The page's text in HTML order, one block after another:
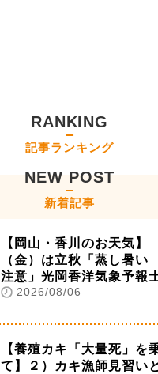
RANKING
記事ランキング
NEW POST
新着記事
【岡山・香川のお天気】
（金）は立秋「蒸し暑
注意」光岡香洋気象予報
2026/08/06
【養殖カキ「大量死」を
て】２）カキ漁師見習い